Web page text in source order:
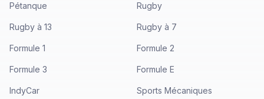
Pétanque Rugby
Rugby à 13 Rugby à 7
Formule 1 Formule 2
Formule 3 Formule E
IndyCar Sports Mécaniques